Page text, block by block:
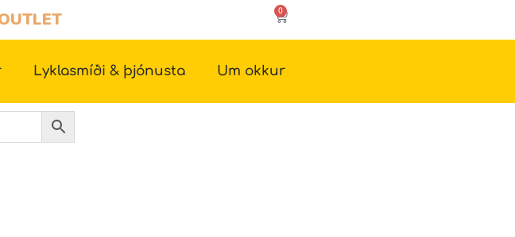
0
Lyklasmíði & þjónusta Um okkur